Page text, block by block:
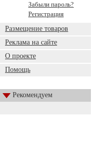
Забыли пароль?
Регистрация
Размещение товаров
Реклама на сайте
О проекте
Помощь
Рекомендуем